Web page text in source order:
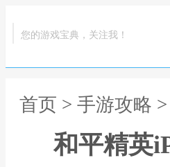
您的游戏宝典，关注我！
首页 > 手游攻略
和平精英